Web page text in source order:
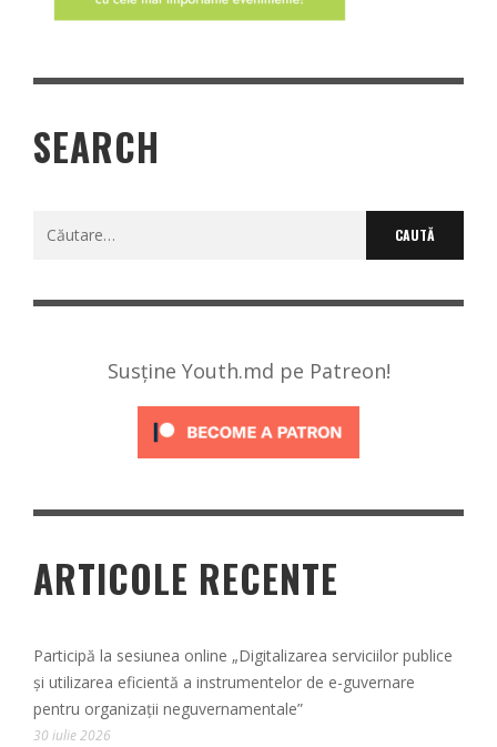
SEARCH
Caută
Susține Youth.md pe Patreon!
ARTICOLE RECENTE
Participă la sesiunea online „Digitalizarea serviciilor publice
și utilizarea eficientă a instrumentelor de e-guvernare
pentru organizații neguvernamentale”
30 iulie 2026